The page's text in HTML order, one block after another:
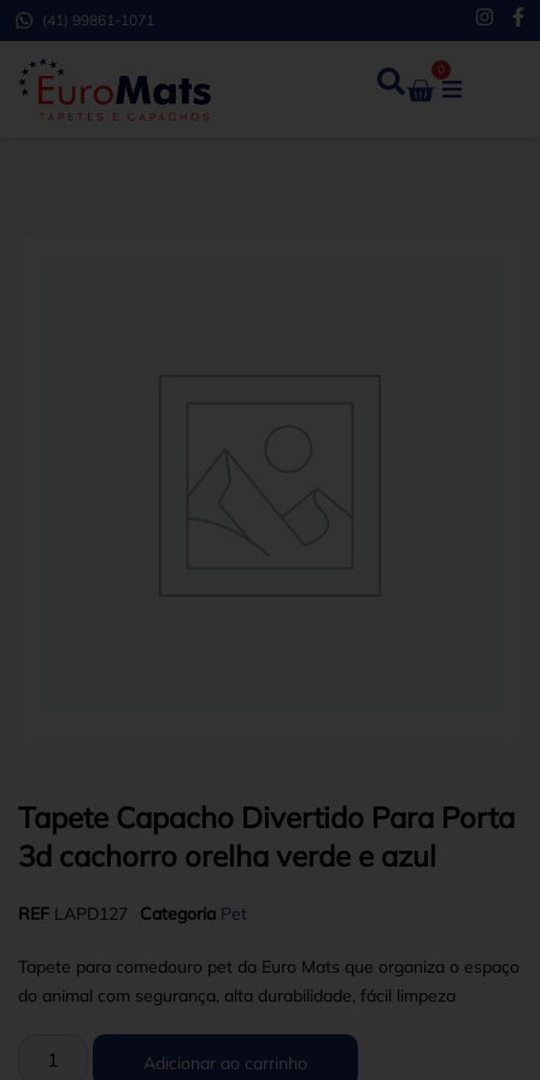
(41) 99861-1071
0
Tapete Capacho Divertido Para Porta
3d cachorro orelha verde e azul
REF LAPD127 Categoria Pet
Tapete para comedouro pet da Euro Mats que organiza o espaço
do animal com segurança, alta durabilidade, fácil limpeza
Adicionar ao carrinho